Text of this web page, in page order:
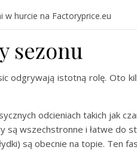
w hurcie na Factoryprice.eu
sezonu
odgrywają istotną rolę. Oto
odcieniach takich jak
są wszechstronne i łatwe do
są obecnie na topie. Ten